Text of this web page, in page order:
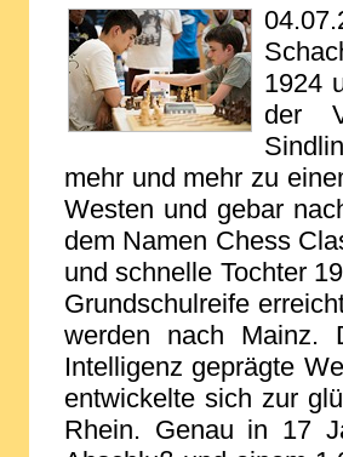
1924
der
mehr und mehr zu
Westen und gebar
dem Namen Chess
und schnelle Tochter
Grundschulreife
werden nach Mainz.
Intelligenz geprägte
entwickelte sich zur
Rhein. Genau in 17